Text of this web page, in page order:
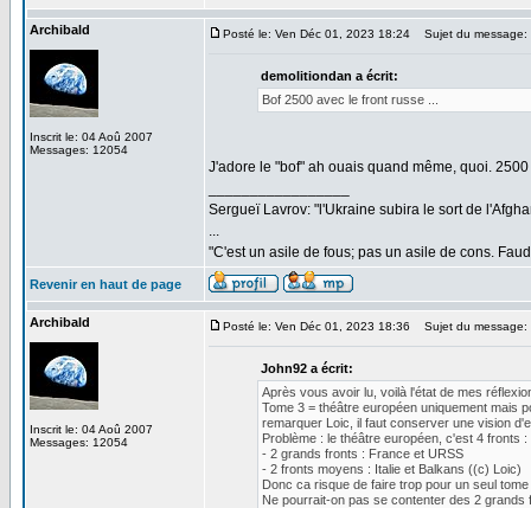
Archibald
Inscrit le: 04 Aoû 2007
Messages: 12054
Posté le: Ven Déc 01, 2023 18:24 Sujet du message:
demolitiondan a écrit:
Bof 2500 avec le front russe ...
J'adore le "bof" ah ouais quand même, quoi.
Sergueï Lavrov: "l'Ukraine subira le sort de
...
"C'est un asile de fous; pas un asile de cons.
Revenir en haut de page
Archibald
Inscrit le: 04 Aoû 2007
Messages: 12054
Posté le: Ven Déc 01, 2023 18:36 Sujet du message:
John92 a écrit:
Après vous avoir lu, voilà l'état de mes
Tome 3 = théâtre européen uniquement mais
remarquer Loic, il faut conserver une vision
Problème : le théâtre européen, c'est 4 fronts :
- 2 grands fronts : France et URSS
- 2 fronts moyens : Italie et Balkans ((c) Loic)
Donc ca risque de faire trop pour un seul tome
Ne pourrait-on pas se contenter des 2 grands